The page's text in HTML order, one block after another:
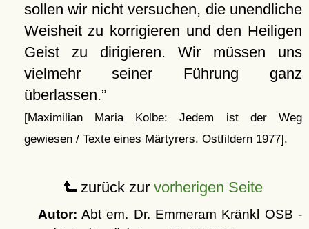
sollen wir nicht versuchen, die unendliche
Weisheit zu korrigieren und den Heiligen
Geist zu dirigieren. Wir müssen uns
vielmehr seiner Führung ganz
überlassen.
[Maximilian Maria Kolbe: Jedem ist der Weg
gewiesen / Texte eines Märtyrers. Ostfildern 1977].
zurück zurvorherigen Seite
Autor: Abt em. Dr. Emmeram Kränkl OSB -